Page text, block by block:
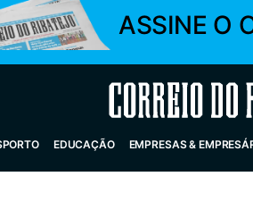
ASSINE O
Correio do
EDUCAÇÃO EMPRESAS &